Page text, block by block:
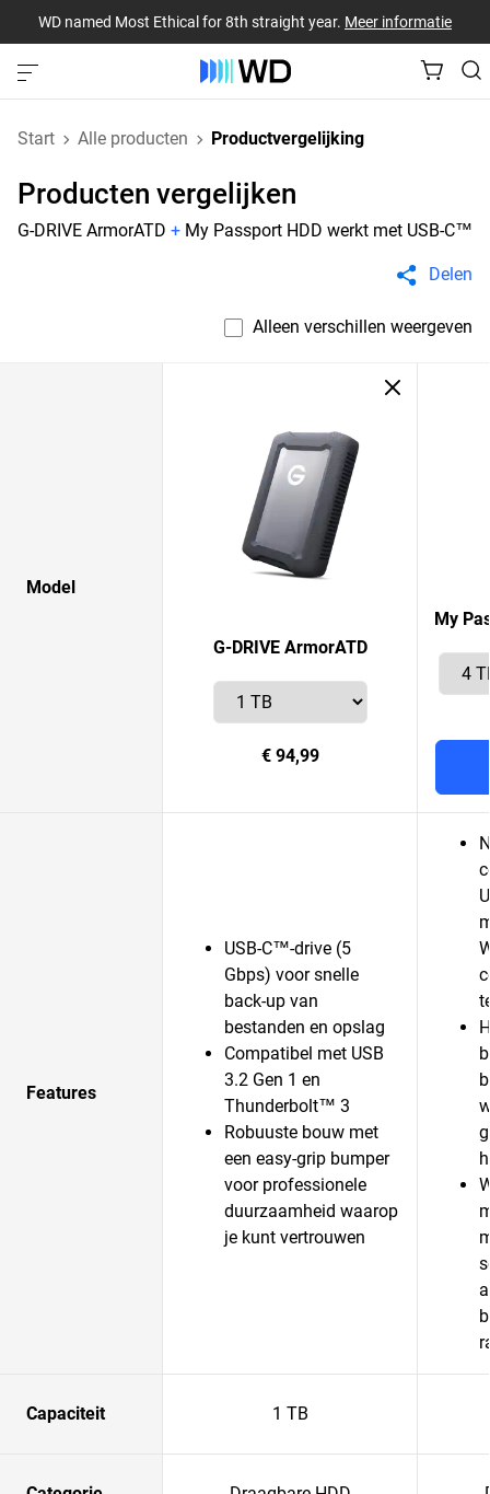
WD named Most Ethical for 8th straight year. Meer informatie
Start Alle producten Productvergelijking
Producten vergelijken
G-DRIVE ArmorATD + My Passport HDD werkt met USB-C™
Delen
Alleen verschillen weergeven
Model
G-DRIVE ArmorATD
€ 94,99
My
Features
USB-C™-drive (5
Gbps) voor snelle
back-up van
bestanden en opslag
Compatibel met USB
3.2 Gen 1 en
Thunderbolt™ 3
Robuuste bouw met
een easy-grip bumper
voor professionele
duurzaamheid waarop
je kunt vertrouwen
Capaciteit 1 TB